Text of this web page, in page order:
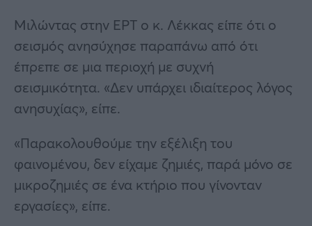
Μιλώντας στην ΕΡΤ ο κ. Λέκκας είπε ότι ο
σεισμός ανησύχησε παραπάνω από ότι
έπρεπε σε μια περιοχή με συχνή
σεισμικότητα. «Δεν υπάρχει ιδιαίτερος λόγος
ανησυχίας», είπε.
«Παρακολουθούμε την εξέλιξη του
φαινομένου, δεν είχαμε ζημιές, παρά μόνο σε
μικροζημιές σε ένα κτήριο που γίνονταν
εργασίες», είπε.